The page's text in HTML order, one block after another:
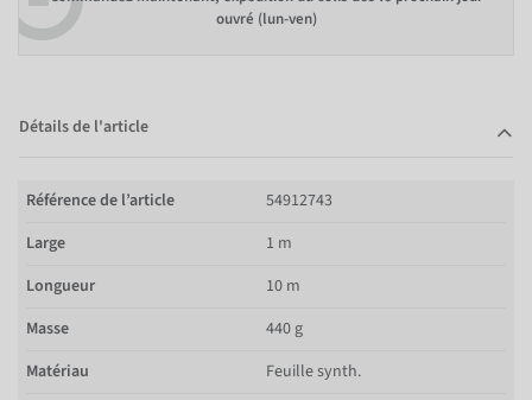
ouvré (lun-ven)
Détails de l'article
Référence de l’article
54912743
Large
1 m
Longueur
10 m
Masse
440 g
Matériau
Feuille synth.